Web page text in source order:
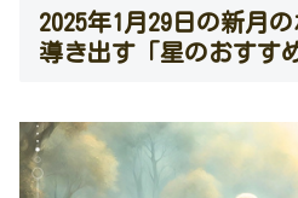
2025年1月29日の新月
導き出す「星のおすす